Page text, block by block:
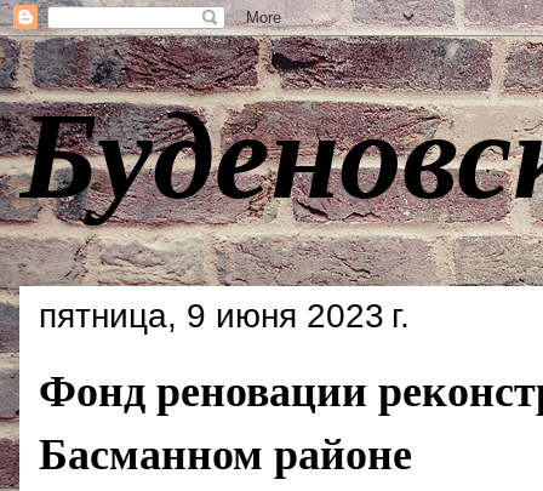
пятница, 9 июня 2023 г.
Фонд реновации
Басманном районе